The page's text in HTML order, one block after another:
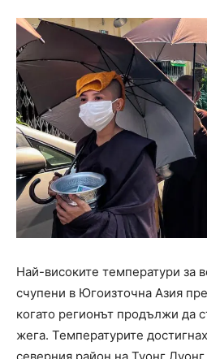
Най-високите температури за
счупени в Югоизточна Азия
когато регионът продължи да
жега. Температурите